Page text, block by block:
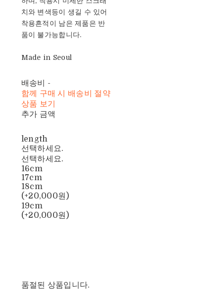
치와 변색등이 생길 수 있어
착용흔적이 남은 제품은 반
품이 불가능합니다.
Made in Seoul
배송비 -
함께 구매 시 배송비 절약
상품 보기
추가 금액
length
선택하세요.
선택하세요.
16cm
17cm
18cm
(+20,000원)
19cm
(+20,000원)
품절된 상품입니다.